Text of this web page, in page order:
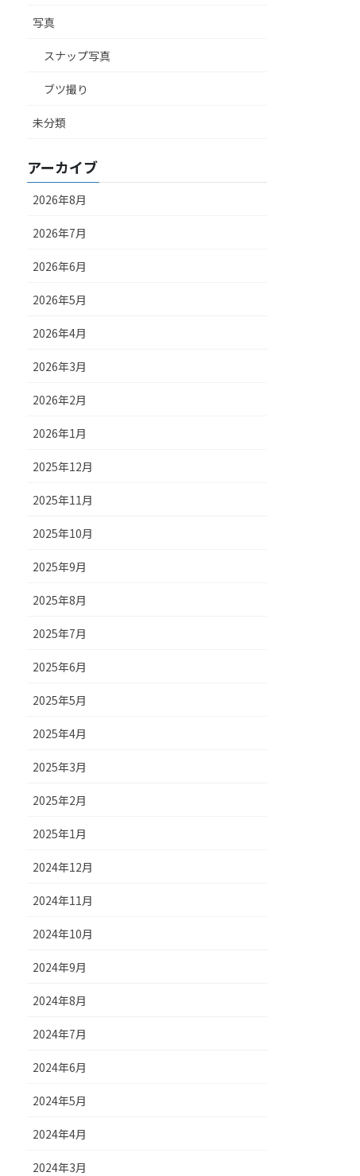
写真
スナップ写真
ブツ撮り
未分類
アーカイブ
2026年8月
2026年7月
2026年6月
2026年5月
2026年4月
2026年3月
2026年2月
2026年1月
2025年12月
2025年11月
2025年10月
2025年9月
2025年8月
2025年7月
2025年6月
2025年5月
2025年4月
2025年3月
2025年2月
2025年1月
2024年12月
2024年11月
2024年10月
2024年9月
2024年8月
2024年7月
2024年6月
2024年5月
2024年4月
2024年3月